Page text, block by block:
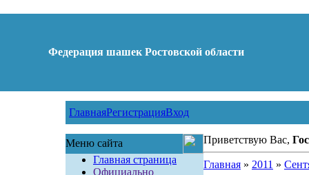
Федерация шашек Ростовской области
ГлавнаяРегистрацияВход
Меню сайта
Главная страница
Официально
Приветствую Вас,
Главная» 2011 »